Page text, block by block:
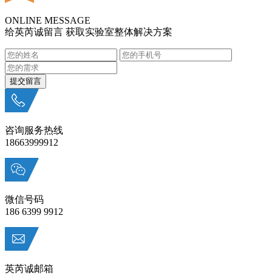
ONLINE MESSAGE
给英芮诚留言 获取实验室整体解决方案
咨询服务热线
18663999912
微信号码
186 6399 9912
英芮诚邮箱